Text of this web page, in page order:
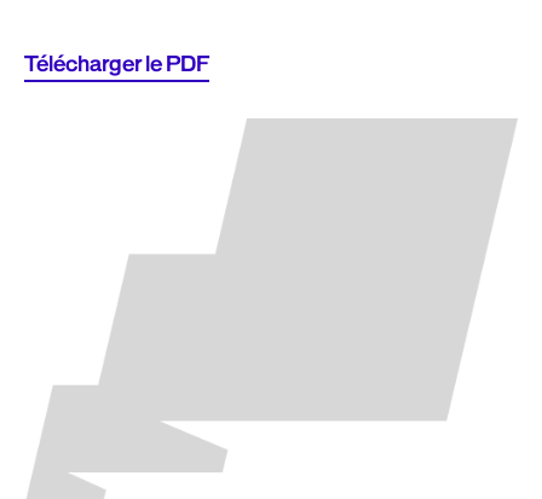
Télécharger le PDF